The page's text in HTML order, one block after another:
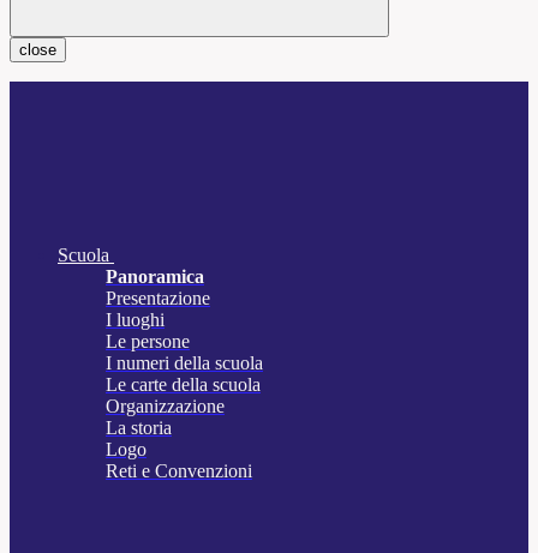
close
Scuola
Panoramica
Presentazione
I luoghi
Le persone
I numeri della scuola
Le carte della scuola
Organizzazione
La storia
Logo
Reti e Convenzioni